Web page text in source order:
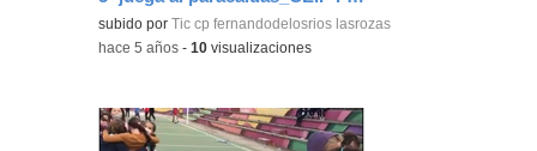
Contenido educativo.
subido por Tic cp fernandodelosrios lasrozas
-hace 5 años -10 visualizaciones